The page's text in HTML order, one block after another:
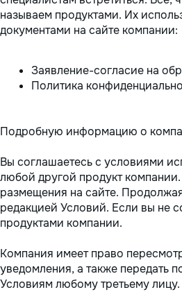
называем продуктами. Их
документами на сайте компании:
Заявление-согласие на
Политика
Подробную информацию о
Bы соглашаетесь с условиями
любой другой продукт
размещения на сайте.
редакцией Условий. Если вы не
продуктами компании.
Компания имеет право
уведомления, а также передать
Условиям любому третьему лицу.